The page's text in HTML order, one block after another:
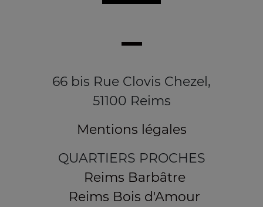
66 bis Rue Clovis Chezel,
51100 Reims
Mentions légales
QUARTIERS PROCHES
Reims Barbâtre
Reims Bois d'Amour